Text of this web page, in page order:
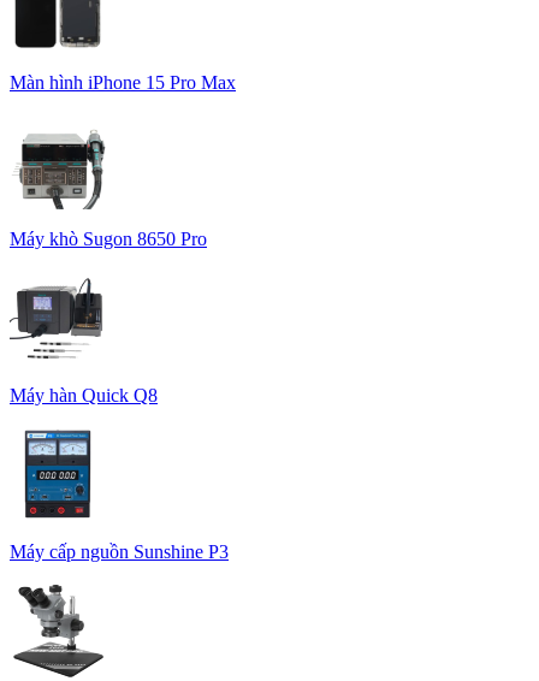
Màn hình iPhone 15 Pro Max
Máy khò Sugon 8650 Pro
Máy hàn Quick Q8
Máy cấp nguồn Sunshine P3